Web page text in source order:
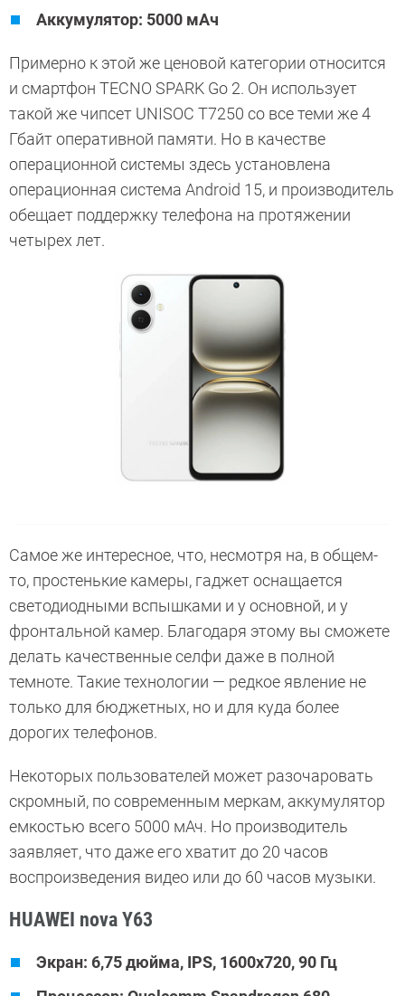
Аккумулятор: 5000 мАч
Примерно к этой же ценовой категории относится
и смартфон TECNO SPARK Go 2. Он использует
такой же чипсет UNISOC T7250 со все теми же 4
Гбайт оперативной памяти. Но в качестве
операционной системы здесь установлена
операционная система Android 15, и производитель
обещает поддержку телефона на протяжении
четырех лет.
Самое же интересное, что, несмотря на, в общем-
то, простенькие камеры, гаджет оснащается
светодиодными вспышками и у основной, и у
фронтальной камер. Благодаря этому вы сможете
делать качественные селфи даже в полной
темноте. Такие технологии — редкое явление не
только для бюджетных, но и для куда более
дорогих телефонов.
Некоторых пользователей может разочаровать
скромный, по современным меркам, аккумулятор
емкостью всего 5000 мАч. Но производитель
заявляет, что даже его хватит до 20 часов
воспроизведения видео или до 60 часов музыки.
HUAWEI nova Y63
Экран: 6,75 дюйма, IPS, 1600х720, 90 Гц